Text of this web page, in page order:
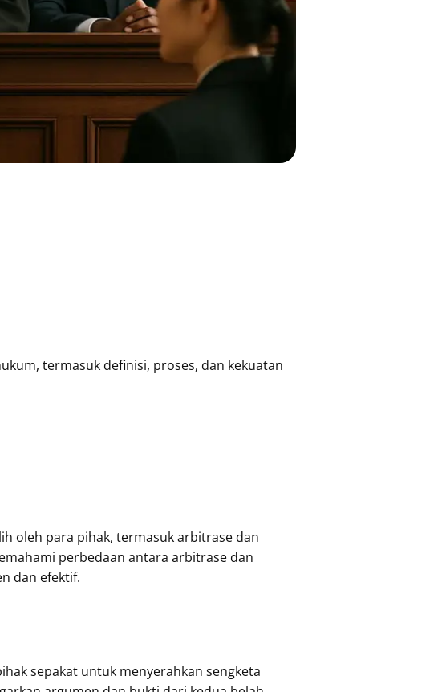
termasuk definisi, proses, dan kekuatan
oleh para pihak, termasuk arbitrase dan
perbedaan antara arbitrase dan
dan efektif.
sepakat untuk menyerahkan sengketa